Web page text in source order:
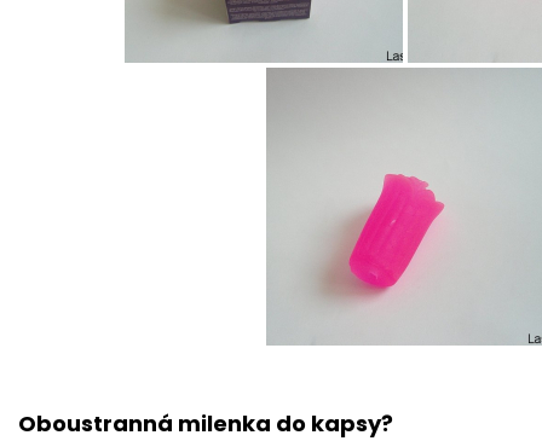
Oboustranná milenka do kapsy?